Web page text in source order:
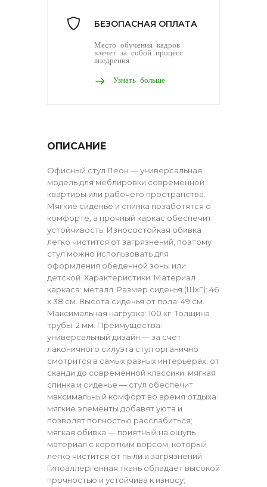
БЕЗОПАСНАЯ ОПЛАТА
Место обучения кадров
влечет за собой процесс
внедрения
Узнать больше
ОПИСАНИЕ
Офисный стул Леон — универсальная
модель для меблировки современной
квартиры или рабочего пространства.
Мягкие сиденье и спинка позаботятся о
комфорте, а прочный каркас обеспечит
устойчивость. Износостойкая обивка
легко чистится от загрязнений, поэтому
стул можно использовать для
оформления обеденной зоны или
детской. Характеристики: Материал
каркаса: металл. Размер сиденья (ШхГ): 46
х 38 см. Высота сиденья от пола: 49 см.
Максимальная нагрузка: 100 кг. Толщина
трубы: 2 мм. Преимущества:
универсальный дизайн — за счет
лаконичного силуэта стул органично
смотрится в самых разных интерьерах: от
сканди до современной классики; мягкая
спинка и сиденье — стул обеспечит
максимальный комфорт во время отдыха:
мягкие элементы добавят уюта и
позволят полностью расслабиться;
мягкая обивка — приятный на ощупь
материал с коротким ворсом, который
легко чистится от пыли и загрязнений.
Гипоаллергенная ткань обладает высокой
прочностью и устойчива к износу;